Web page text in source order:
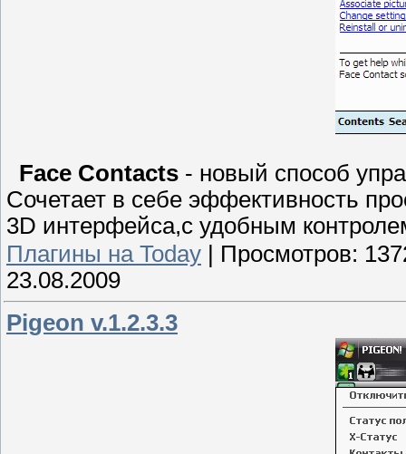
Face Contacts - новый способ
Сочетает в себе эффективность
3D интерфейса,с удобным
Плагины на Today | Просмотров:
23.08.2009
Pigeon v.1.2.3.3